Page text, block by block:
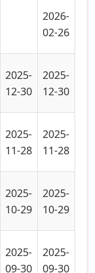
08-29
2025-
07-20
06-20
2025-
05-22